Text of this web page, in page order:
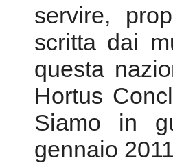
servire,
scritta dai
questa
Hortus
Siamo in
gennaio 2011